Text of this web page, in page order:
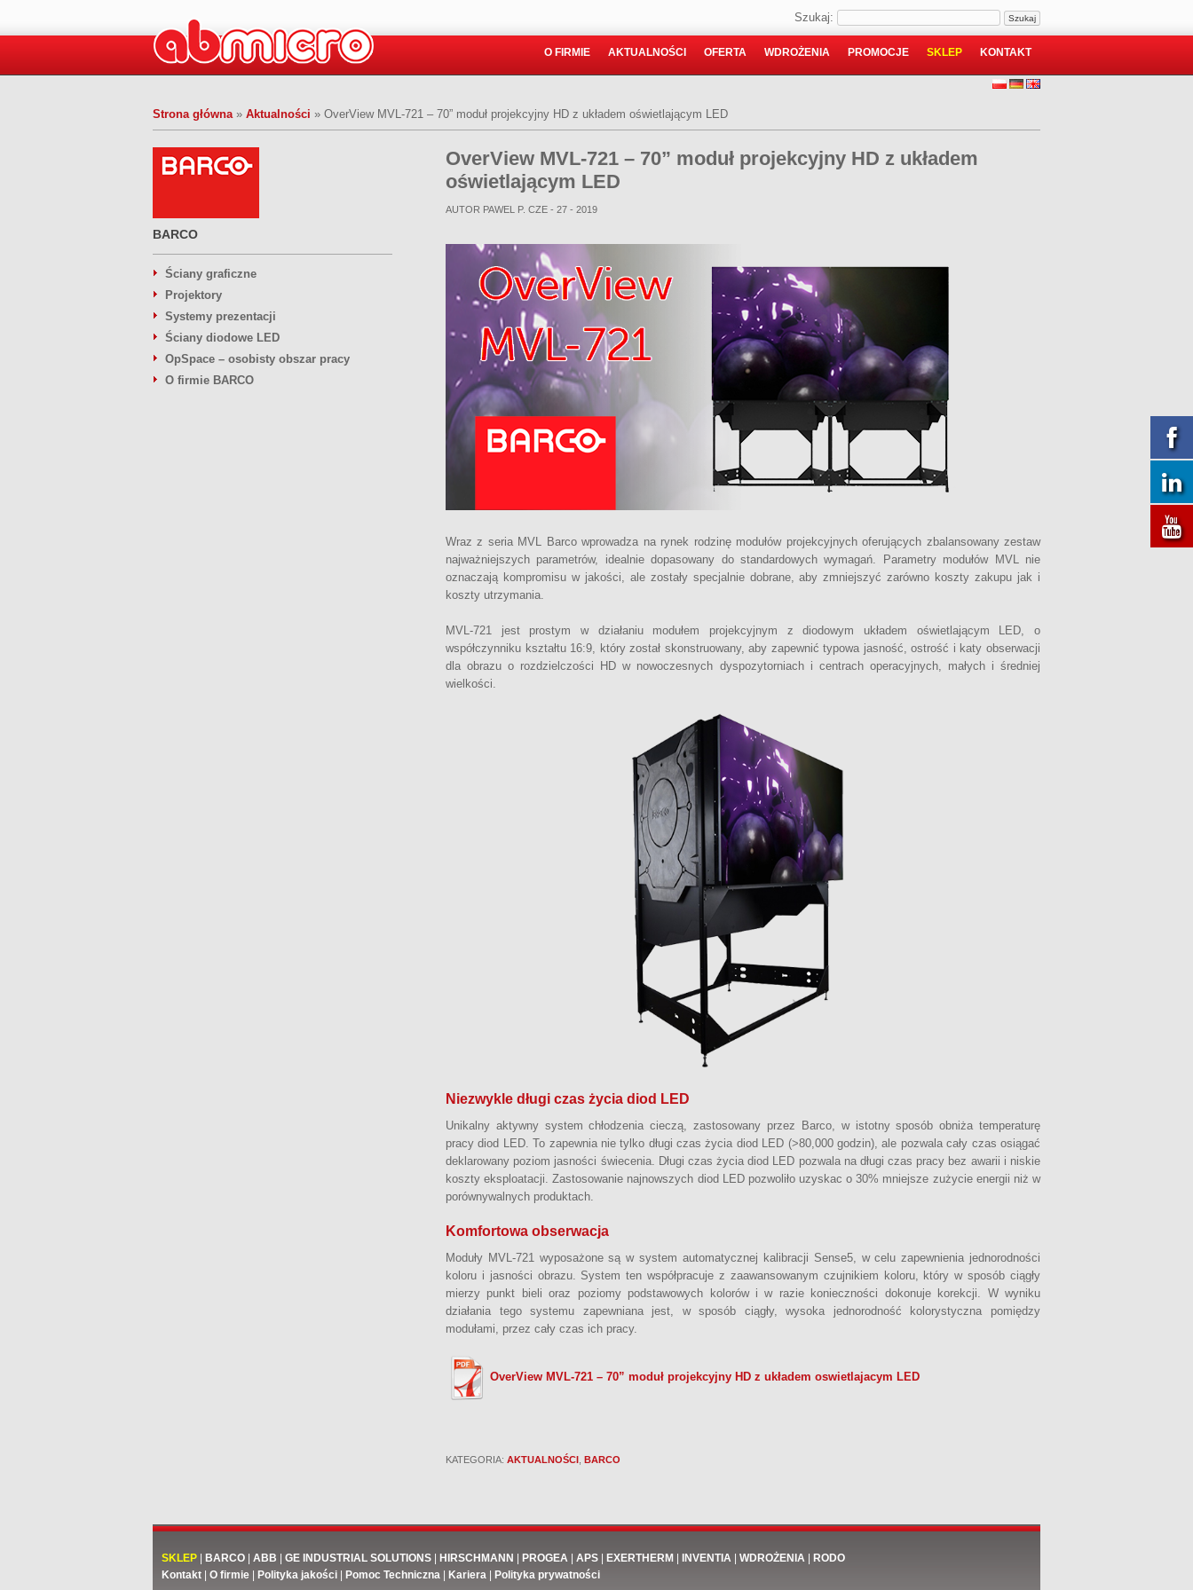
Szukaj:
O FIRMIE AKTUALNOŚCI OFERTA WDROŻENIA PROMOCJE SKLEP KONTAKT
Strona główna» Aktualności » OverView MVL-721 – 70” moduł projekcyjny HD z układem oświetlającym LED
OverView MVL-721 – 70” moduł projekcyjny HD z układem
oświetlającym LED
AUTOR PAWEL P. CZE - 27 - 2019
Wraz z seria MVL Barco wprowadza na rynek rodzinę modułów projekcyjnych oferujących zbalansowany zestaw
najważniejszych parametrów, idealnie dopasowany do standardowych wymagań. Parametry modułów MVL nie
oznaczają kompromisu w jakości, ale zostały specjalnie dobrane, aby zmniejszyć zarówno koszty zakupu jak i
koszty utrzymania.
MVL-721 jest prostym w działaniu modułem projekcyjnym z diodowym układem oświetlającym LED, o
współczynniku kształtu 16:9, który został skonstruowany, aby zapewnić typowa jasność, ostrość i katy obserwacji
dla obrazu o rozdzielczości HD w nowoczesnych dyspozytorniach i centrach operacyjnych, małych i średniej
wielkości.
Niezwykle długi czas życia diod LED
Unikalny aktywny system chłodzenia cieczą, zastosowany przez Barco, w istotny sposób obniża temperaturę
pracy diod LED. To zapewnia nie tylko długi czas życia diod LED (>80,000 godzin), ale pozwala cały czas osiągać
deklarowany poziom jasności świecenia. Długi czas życia diod LED pozwala na długi czas pracy bez awarii i niskie
koszty eksploatacji. Zastosowanie najnowszych diod LED pozwoliło uzyskac o 30% mniejsze zużycie energii niż w
porównywalnych produktach.
Komfortowa obserwacja
Moduły MVL-721 wyposażone są w system automatycznej kalibracji Sense5, w celu zapewnienia jednorodności
koloru i jasności obrazu. System ten współpracuje z zaawansowanym czujnikiem koloru, który w sposób ciągły
mierzy punkt bieli oraz poziomy podstawowych kolorów i w razie konieczności dokonuje korekcji. W wyniku
działania tego systemu zapewniana jest, w sposób ciągły, wysoka jednorodność kolorystyczna pomiędzy
modułami, przez cały czas ich pracy.
OverView MVL-721 – 70” moduł projekcyjny HD z układem oswietlajacym LED
KATEGORIA: AKTUALNOŚCI BARCO
BARCO
Ściany graficzne
Projektory
Systemy prezentacji
Ściany diodowe LED
OpSpace – osobisty obszar pracy
O firmie BARCO
SKLEP BARCO ABB GE INDUSTRIAL SOLUTIONS HIRSCHMANN PROGEA APS EXERTHERM INVENTIA WDROŻENIA
RODO
Kontakt
O firmie Polityka jakości Pomoc Techniczna Kariera Polityka prywatności